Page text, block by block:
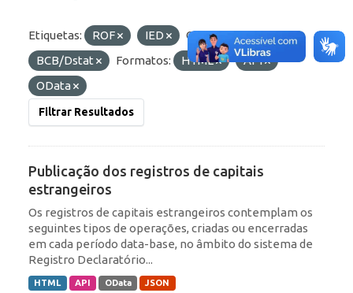
Etiquetas: ROF IED
Organizações:
BCB/Dstat
Formatos: HTML
API
OData
Filtrar Resultados
Publicação dos registros de capitais
estrangeiros
Os registros de capitais estrangeiros contemplam os
seguintes tipos de operações, criadas ou encerradas
em cada período data-base, no âmbito do sistema de
Registro Declaratório...
HTML API OData JSON